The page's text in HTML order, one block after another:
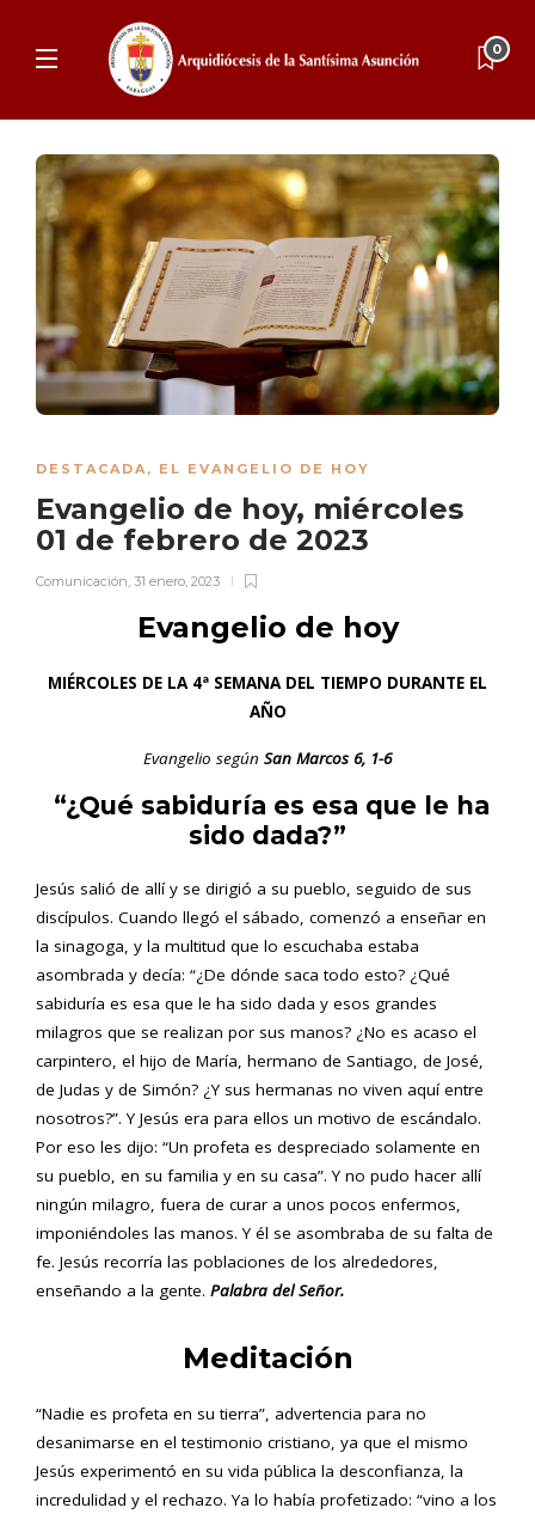
0
DESTACADA, EL EVANGELIO DE HOY
Evangelio de hoy, miércoles
01 de febrero de 2023
Comunicación, 31 enero, 2023
Evangelio de hoy
MIÉRCOLES DE LA 4ª SEMANA DEL TIEMPO DURANTE EL
AÑO
Evangelio según San Marcos 6, 1-6
“¿Qué sabiduría es esa que le ha
sido dada?”
Jesús salió de allí y se dirigió a su pueblo, seguido de sus
discípulos. Cuando llegó el sábado, comenzó a enseñar en
la sinagoga, y la multitud que lo escuchaba estaba
asombrada y decía: “¿De dónde saca todo esto? ¿Qué
sabiduría es esa que le ha sido dada y esos grandes
milagros que se realizan por sus manos? ¿No es acaso el
carpintero, el hijo de María, hermano de Santiago, de José,
de Judas y de Simón? ¿Y sus hermanas no viven aquí entre
nosotros?”. Y Jesús era para ellos un motivo de escándalo.
Por eso les dijo: “Un profeta es despreciado solamente en
su pueblo, en su familia y en su casa”. Y no pudo hacer allí
ningún milagro, fuera de curar a unos pocos enfermos,
imponiéndoles las manos. Y él se asombraba de su falta de
fe. Jesús recorría las poblaciones de los alrededores,
enseñando a la gente. Palabra del Señor.
Meditación
“Nadie es profeta en su tierra”, advertencia para no
desanimarse en el testimonio cristiano, ya que el mismo
Jesús experimentó en su vida pública la desconfianza, la
incredulidad y el rechazo. Ya lo había profetizado: “vino a los